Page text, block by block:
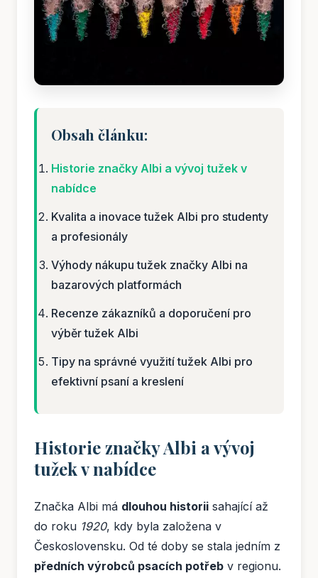
Obsah článku:
Historie značky Albi a vývoj tužek v
nabídce
Kvalita a inovace tužek Albi pro studenty
a profesionály
Výhody nákupu tužek značky Albi na
bazarových platformách
Recenze zákazníků a doporučení pro
výběr tužek Albi
Tipy na správné využití tužek Albi pro
efektivní psaní a kreslení
Historie značky Albi a vývoj
tužek v nabídce
Značka Albi má dlouhou historii sahající až
do roku 1920, kdy byla založena v
Československu. Od té doby se stala jedním z
předních výrobců psacích potřeb v regionu.